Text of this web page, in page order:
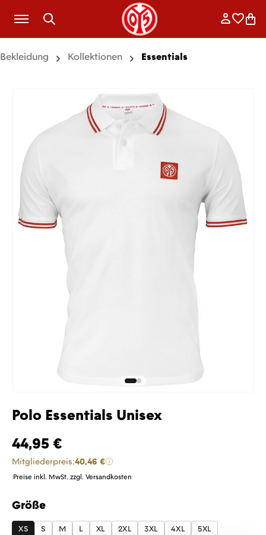
Zum Hauptinhalt springen
Bekleidung Kollektionen Essentials
Polo Essentials Unisex
44,95 €
Mitgliederpreis:40,46 €
Preise inkl. MwSt. zzgl. Versandkosten
Größe
auswählen
XS S M L XL 2XL 3XL 4XL 5XL